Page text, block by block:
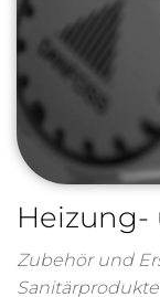
Heizung-
Zubehör und